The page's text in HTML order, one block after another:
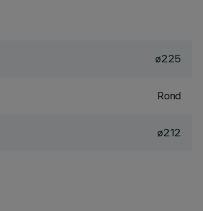
ø225
Rond
ø212